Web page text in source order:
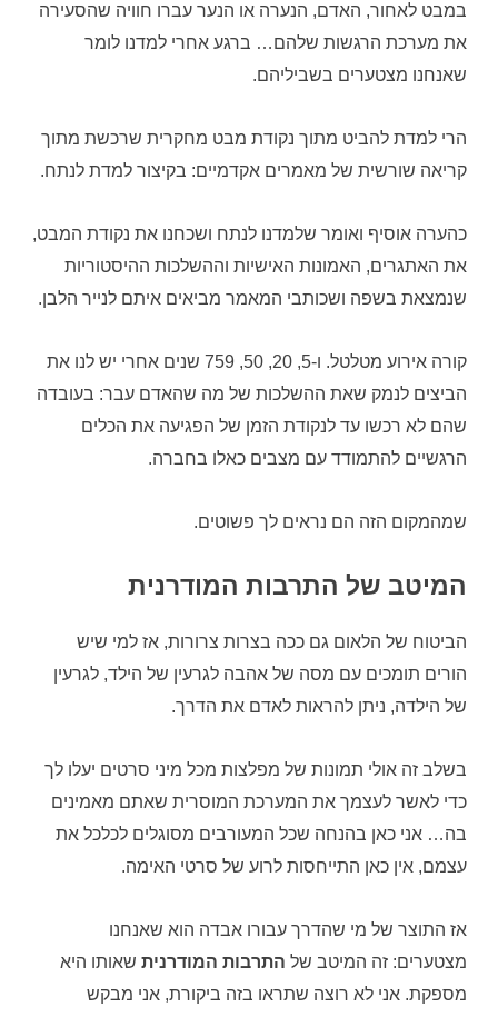
במבט לאחור, האדם, הנערה או הנער עברו חוויה שהסעירה
את מערכת הרגשות שלהם… ברגע אחרי למדנו לומר
שאנחנו מצטערים בשביליהם.
הרי למדת להביט מתוך נקודת מבט מחקרית שרכשת מתוך
קריאה שורשית של מאמרים אקדמיים: בקיצור למדת לנתח.
כהערה אוסיף ואומר שלמדנו לנתח ושכחנו את נקודת המבט,
את האתגרים, האמונות האישיות וההשלכות ההיסטוריות
שנמצאת בשפה ושכותבי המאמר מביאים איתם לנייר הלבן.
קורה אירוע מטלטל. ו-5, 20, 50, 759 שנים אחרי יש לנו את
הביצים לנמק שאת ההשלכות של מה שהאדם עבר: בעובדה
שהם לא רכשו עד לנקודת הזמן של הפגיעה את הכלים
הרגשיים להתמודד עם מצבים כאלו בחברה.
שמהמקום הזה הם נראים לך פשוטים.
המיטב של התרבות המודרנית
הביטוח של הלאום גם ככה בצרות צרורות, אז למי שיש
הורים תומכים עם מסה של אהבה לגרעין של הילד, לגרעין
של הילדה, ניתן להראות לאדם את הדרך.
בשלב זה אולי תמונות של מפלצות מכל מיני סרטים יעלו לך
כדי לאשר לעצמך את המערכת המוסרית שאתם מאמינים
בה… אני כאן בהנחה שכל המעורבים מסוגלים לכלכל את
עצמם, אין כאן התייחסות לרוע של סרטי האימה.
אז התוצר של מי שהדרך עבורו אבדה הוא שאנחנו
מצטערים: זה המיטב של התרבות המודרנית שאותו היא
מספקת. אני לא רוצה שתראו בזה ביקורת, אני מבקש